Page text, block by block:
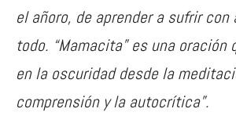
el añoro, de aprender a sufrir con
todo. “Mamacita” es una oración
en la oscuridad desde la
comprensión y la autocrítica”.